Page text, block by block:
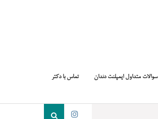
سوالات متداول ایمپلنت دندان تماس با دکتر